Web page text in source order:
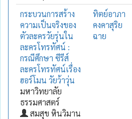
กระบวนการสร้าง
ความเป็นจริงของ
ตัวละครวัยรุ่นใน
ละครโทรทัศน์ :
กรณีศึกษา ซีรีส์
ละครโทรทัศน์เรื่อง
ฮอร์โมน วัยว้าวุ่น
มหาวิทยาลัย
ธรรมศาสตร์
สมสุข หินวิมาน
ทิตย์อาภา
คงคาสุริย
ฉาย